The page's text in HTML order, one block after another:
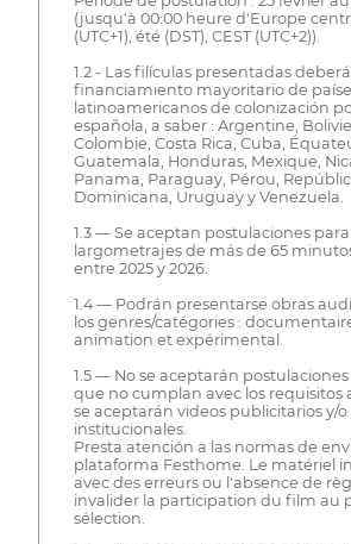
(jusqu'à 00:00 heure d'Europe
(UTC+1), été (DST), CEST (UTC+2)).
1.2 - Las filículas presentadas
financiamiento mayoritario de
latinoamericanos de colonización
española, a saber : Argentine,
Colombie, Costa Rica, Cuba,
Guatemala, Honduras, Mexique,
Panama, Paraguay, Pérou,
Dominicana, Uruguay y Venezuela.
1.3 — Se aceptan postulaciones para
largometrajes de más de 65
entre 2025 y 2026.
1.4 — Podrán presentarse obras
los genres/catégories :
animation et expérimental.
1.5 — No se aceptarán
que no cumplan avec los requisitos
se aceptarán videos publicitarios y/o
institucionales.
Presta atención a las normas de
plataforma Festhome. Le matériel
avec des erreurs ou l'absence de
invalider la participation du film au
sélection.